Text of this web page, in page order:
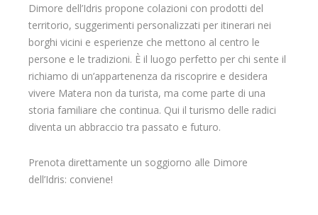
Dimore dell’Idris propone colazioni con prodotti del
territorio, suggerimenti personalizzati per itinerari nei
borghi vicini e esperienze che mettono al centro le
persone e le tradizioni. È il luogo perfetto per chi sente il
richiamo di un’appartenenza da riscoprire e desidera
vivere Matera non da turista, ma come parte di una
storia familiare che continua. Qui il turismo delle radici
diventa un abbraccio tra passato e futuro.
Prenota direttamente un soggiorno alle Dimore
dell’Idris: conviene!